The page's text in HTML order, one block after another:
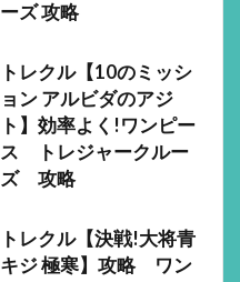
ーズ 攻略
トレクル【10のミッシ
ョン アルビダのアジ
ト】効率よく!ワンピー
ス トレジャークルー
ズ 攻略
トレクル【決戦!大将青
キジ 極寒】攻略 ワン